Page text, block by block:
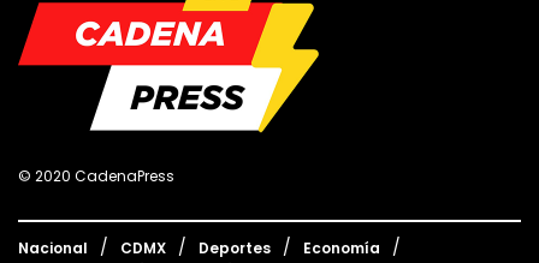
© 2020 CadenaPress
Nacional CDMX Deportes
Economía